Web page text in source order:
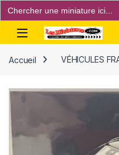
Search
for:
Open
Accueil VÉHICULES